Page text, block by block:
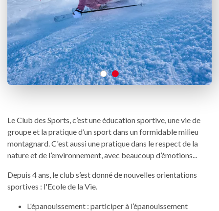
Le Club des Sports, c’est une éducation sportive, une vie de
groupe et la pratique d’un sport dans un formidable milieu
montagnard. C'est aussi une pratique dans le respect de la
nature et de l’environnement, avec beaucoup d’émotions...
Depuis 4 ans, le club s’est donné de nouvelles orientations
sportives : l'Ecole de la Vie.
L'épanouissement : participer à l’épanouissement